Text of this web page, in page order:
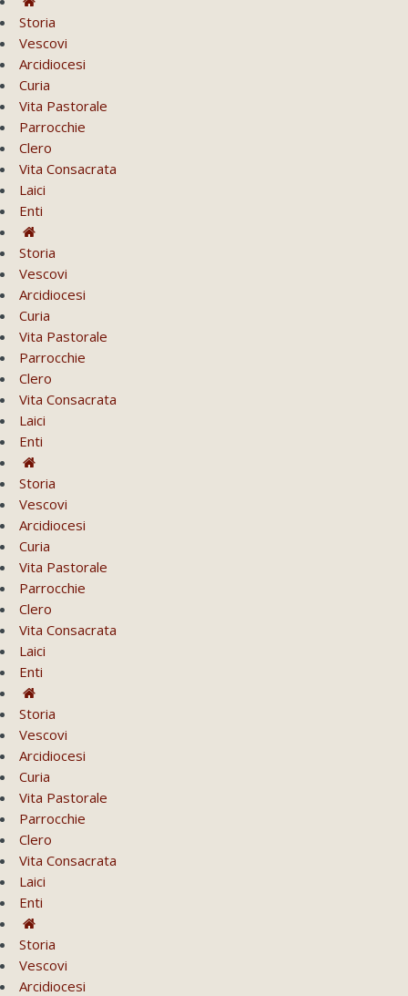
Storia
Vescovi
Arcidiocesi
Curia
Vita Pastorale
Parrocchie
Clero
Vita Consacrata
Laici
Enti
Storia
Vescovi
Arcidiocesi
Curia
Vita Pastorale
Parrocchie
Clero
Vita Consacrata
Laici
Enti
Storia
Vescovi
Arcidiocesi
Curia
Vita Pastorale
Parrocchie
Clero
Vita Consacrata
Laici
Enti
Storia
Vescovi
Arcidiocesi
Curia
Vita Pastorale
Parrocchie
Clero
Vita Consacrata
Laici
Enti
Storia
Vescovi
Arcidiocesi